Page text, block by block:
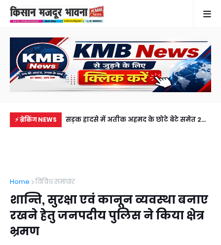
⚡ ब्रेकिंग NEWS
में से नहीं पहुंची एक
सड़क हादसे में अतीक अहमद के छोटे बेटे समेत 2
Home विविध समाचार
शान्ति, सुरक्षा एवं कानून व्यवस्था बनाए
रखने हेतु जनपदीय पुलिस ने किया क्षेत्र
भ्रमण